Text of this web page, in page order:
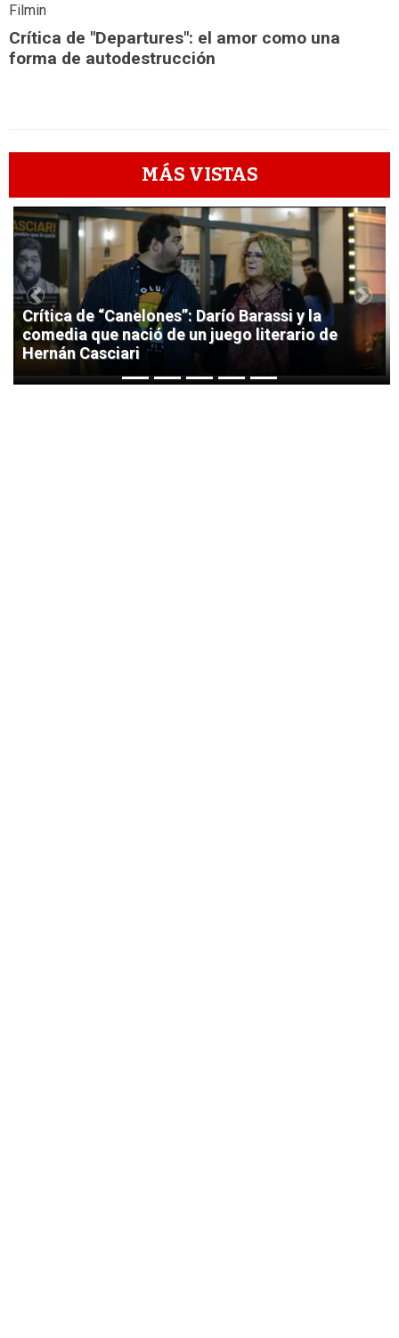
Filmin
Crítica de "Departures": el amor como una
forma de autodestrucción
MÁS VISTAS
1
Crítica de “Canelones”: Darío Barassi y la
comedia que nació de un juego literario de
Hernán Casciari
Previous Next